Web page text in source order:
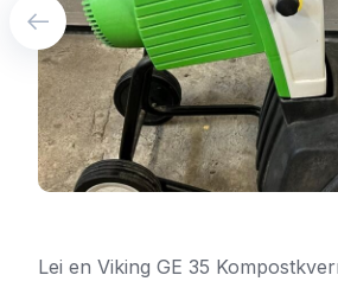
Lei en Viking GE 35